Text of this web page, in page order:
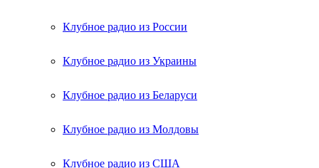
Клубное радио из России
Клубное радио из Украины
Клубное радио из Беларуси
Клубное радио из Молдовы
Клубное радио из США